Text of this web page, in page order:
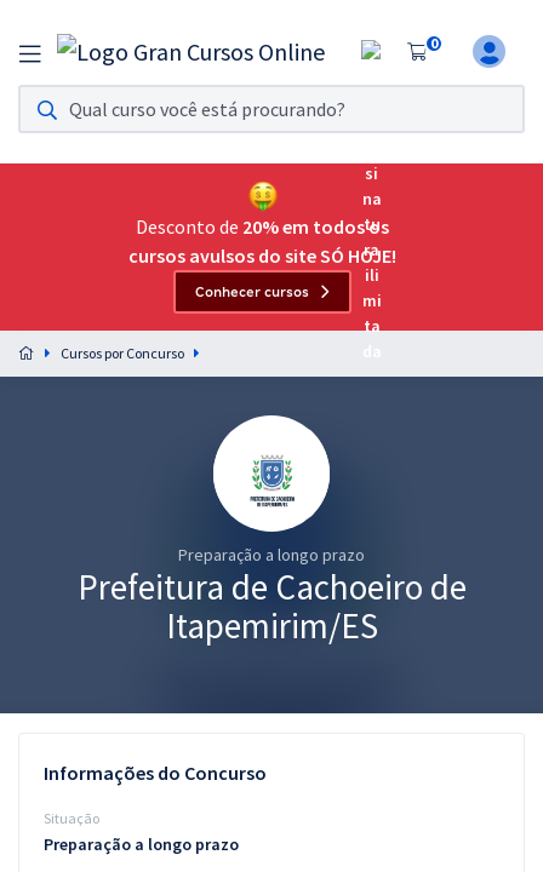
0
Assinatura Ilimitada 11
Acesso a todos os cursos. Teste grátis por 7 dias!
Assinatura OAB Até Passar
Acesso ilimitado a toda preparação para o Exame da
Preparação completa e intensiva para as principais
residências em saúde do Brasil
Conteúdo gratuito
Desconto de 20% em todos os
cursos avulsos do site SÓ HOJE!
Conhecer cursos
Cursos por Concurso
Preparação a longo prazo
Prefeitura de Cachoeiro de
Itapemirim/ES
Informações do Concurso
Situação
Preparação a longo prazo